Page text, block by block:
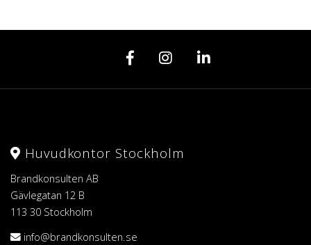
Huvudkontor Stockholm
Brandkonsulten AB
Gävlegatan 12 B
113 30 Stockholm
info@brandkonsulten.se